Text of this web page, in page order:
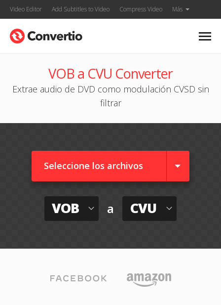
Video Editor Add Subtitles to Video Compress Video Más
VOB a CVU Converter
Extrae audio de DVD como modulación CVSD sin
filtrar
Seleccione los archivos
VOB a CVU